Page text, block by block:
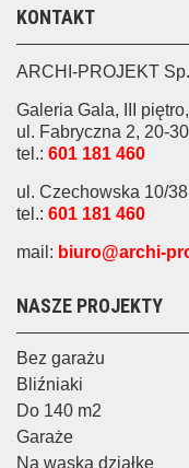
NASZE PROJEKTY
Bez garażu
Bliźniaki
Do 140 m2
Garaże
Na wąską działkę
KONTAKT
ARCHI-PROJEKT
Galeria Gala, III
ul. Fabryczna 2, 20-
tel.: 601 181 460
ul. Czechowska 10/
tel.: 601 181 460
mail: biuro@archi-